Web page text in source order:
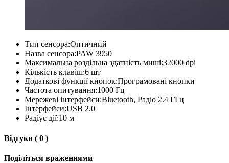
Тип сенсора:Оптичний
Назва сенсора:PAW 3950
Максимальна роздільна здатність миші:32000 dpi
Кількість клавіш:6 шт
Додаткові функції кнопок:Програмовані кнопки
Частота опитування:1000 Гц
Мережеві інтерфейси:Bluetooth, Радіо 2.4 ГГц
Інтерфейси:USB 2.0
Радіус дії:10 м
Відгуки ( 0 )
Поділіться враженнями